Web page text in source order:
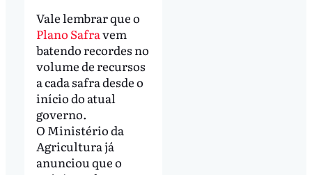
Vale lembrar que o
Plano Safravem
batendo recordes no
volume de recursos
a cada safra desde o
início do atual
governo.
O Ministério da
Agricultura já
anunciou que o